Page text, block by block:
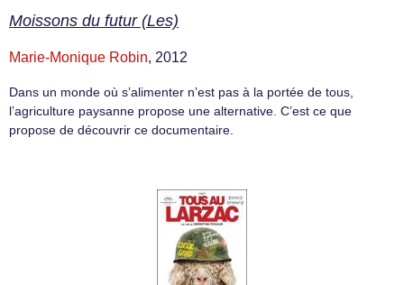
Moissons du futur (Les)
Marie-Monique Robin, 2012
Dans un monde où s’alimenter n’est pas à la portée de tous,
l’agriculture paysanne propose une alternative. C’est ce que
propose de découvrir ce documentaire.